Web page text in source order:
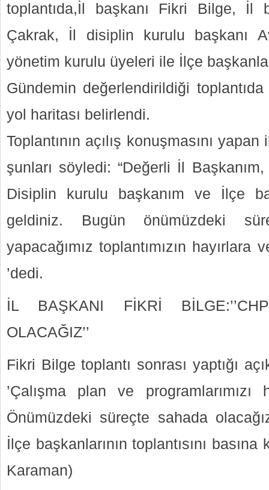
toplantıda,İl başkanı Fikri Bilge, İl
Çakrak, İl disiplin kurulu başkanı
yönetim kurulu üyeleri ile İlçe
Gündemin değerlendirildiği toplantıda
yol haritası belirlendi.
Toplantının açılış konuşmasını
şunları söyledi: “Değerli İl
Disiplin kurulu başkanım ve İlçe
geldiniz. Bugün önümüzdeki
yapacağımız toplantımızın hayırlara
’dedi.
İL BAŞKANI FİKRİ
OLACAĞIZ’’
Fikri Bilge toplantı sonrası yaptığı
’Çalışma plan ve programlarımızı
Önümüzdeki süreçte sahada
İlçe başkanlarının toplantısını
Karaman)